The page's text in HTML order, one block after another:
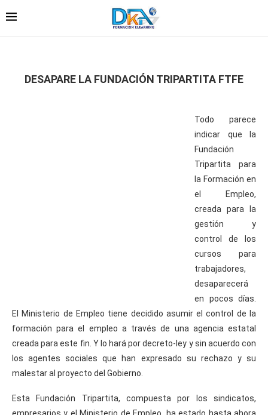
DESAPARE LA FUNDACIÓN TRIPARTITA FTFE
Todo parece
indicar que la
Fundación
Tripartita para
la Formación en
el Empleo,
creada para la
gestión y
control de los
cursos para
trabajadores,
desaparecerá
en pocos días.
El Ministerio de Empleo tiene decidido asumir el control de la
formación para el empleo a través de una agencia estatal
creada para este fin. Y lo hará por decreto-ley y sin acuerdo con
los agentes sociales que han expresado su rechazo y su
malestar al proyecto del Gobierno.
Esta Fundación Tripartita, compuesta por los sindicatos,